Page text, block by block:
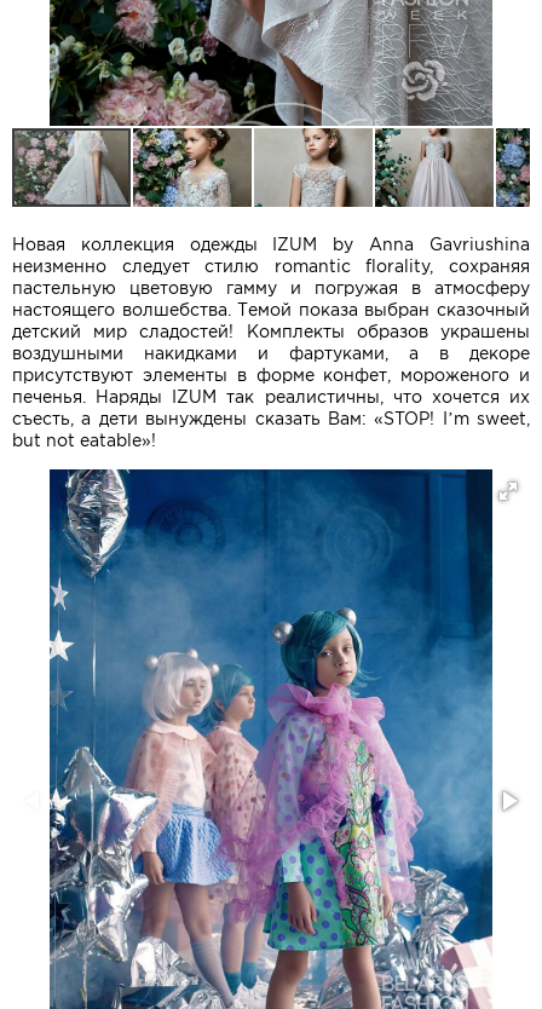
Новая коллекция одежды IZUM by Anna Gavriushina
неизменно следует стилю romantic florality, сохраняя
пастельную цветовую гамму и погружая в атмосферу
настоящего волшебства. Темой показа выбран сказочный
детский мир сладостей! Комплекты образов украшены
воздушными накидками и фартуками, а в декоре
присутствуют элементы в форме конфет, мороженого и
печенья. Наряды IZUM так реалистичны, что хочется их
съесть, а дети вынуждены сказать Вам: «STOP! I’m sweet,
but not eatable»!